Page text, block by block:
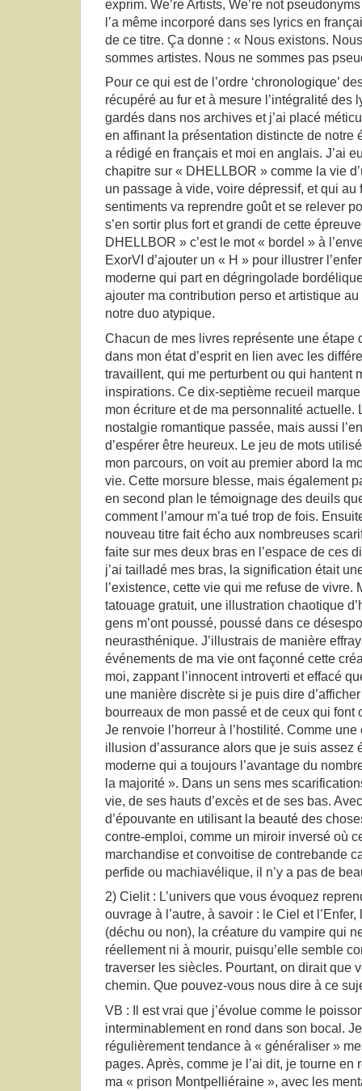
exprim. We’re Artists, We’re not
l’a même incorporé dans ses lyrics en
de ce titre. Ça donne : « Nous existons.
sommes artistes. Nous ne sommes pas
Pour ce qui est de l’ordre ‘chronologique’
récupéré au fur et à mesure l’intégralité des
gardés dans nos archives et j’ai placé
en affinant la présentation distincte de notre
a rédigé en français et moi en anglais. J’ai
chapitre sur « DHELLBOR » comme la vie
un passage à vide, voire dépressif, et qui au
sentiments va reprendre goût et se relever
s’en sortir plus fort et grandi de cette
DHELLBOR » c’est le mot « bordel » à
ExorVI d’ajouter un « H » pour illustrer
moderne qui part en dégringolade
ajouter ma contribution perso et artistique
notre duo atypique.
Chacun de mes livres représente une étape
dans mon état d’esprit en lien avec les
travaillent, qui me perturbent ou qui hantent
inspirations. Ce dix-septième recueil
mon écriture et de ma personnalité actuelle.
nostalgie romantique passée, mais aussi
d’espérer être heureux. Le jeu de mots
mon parcours, on voit au premier abord la
vie. Cette morsure blesse, mais également
en second plan le témoignage des deuils
comment l’amour m’a tué trop de fois.
nouveau titre fait écho aux nombreuses
faite sur mes deux bras en l’espace de ces
j’ai tailladé mes bras, la signification était
l’existence, cette vie qui me refuse de vivre.
tatouage gratuit, une illustration chaotique
gens m’ont poussé, poussé dans ce
neurasthénique. J’illustrais de manière
événements de ma vie ont façonné cette
moi, zappant l’innocent introverti et effacé
une manière discrète si je puis dire
bourreaux de mon passé et de ceux qui font
Je renvoie l’horreur à l’hostilité. Comme
illusion d’assurance alors que je suis assez
moderne qui a toujours l’avantage du
la majorité ». Dans un sens mes
vie, de ses hauts d’excès et de ses bas.
d’épouvante en utilisant la beauté des
contre-emploi, comme un miroir inversé où
marchandise et convoitise de contrebande
perfide ou machiavélique, il n’y a pas de
2) Cielit : L’univers que vous évoquez
ouvrage à l’autre, à savoir : le Ciel et
(déchu ou non), la créature du vampire qui
réellement ni à mourir, puisqu’elle semble
traverser les siècles. Pourtant, on dirait que
chemin. Que pouvez-vous nous dire à ce
VB : Il est vrai que j’évolue comme le
interminablement en rond dans son bocal.
régulièrement tendance à « généraliser »
pages. Après, comme je l’ai dit, je tourne en
ma « prison Montpelliéraine », avec les